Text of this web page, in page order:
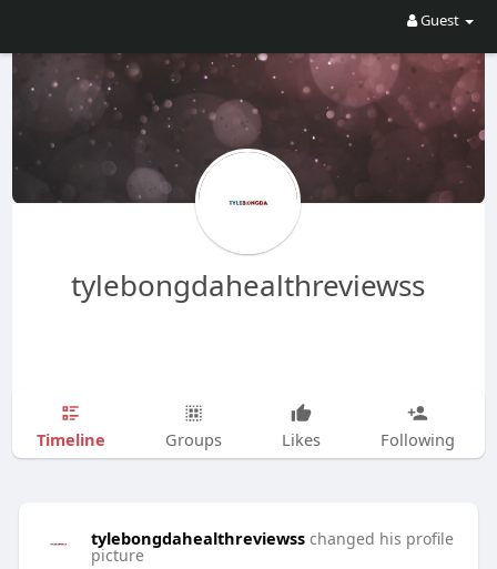
Guest
tylebongdahealthreviewss
Timeline Groups Likes Following
tylebongdahealthreviewss changed his profile
picture